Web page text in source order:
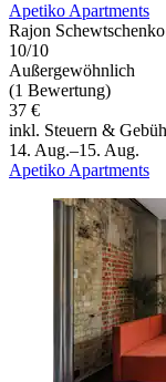
Apetiko Apartments
Rajon Schewtschenko
10/10
Außergewöhnlich
(1 Bewertung)
37 €
inkl. Steuern &
14. Aug.–15. Aug.
Apetiko Apartments